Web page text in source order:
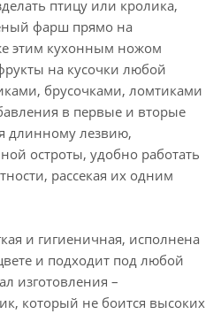
птицу или кролика,
фарш прямо на
этим кухонным ножом
на кусочки любой
брусочками, ломтиками
в первые и вторые
длинному лезвию,
остроты, удобно работать
рассекая их одним
и гигиеничная, исполнена
и подходит под любой
изготовления –
который не боится высоких